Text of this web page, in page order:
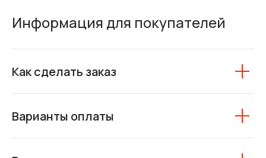
Информация для покупателей
Как сделать заказ
Варианты оплаты